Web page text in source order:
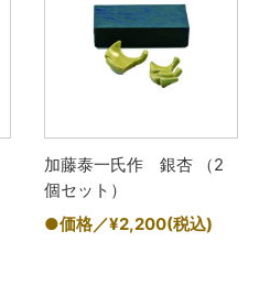
加藤泰一氏作 銀杏 （2
個セット）
●価格／¥2,200(税込)